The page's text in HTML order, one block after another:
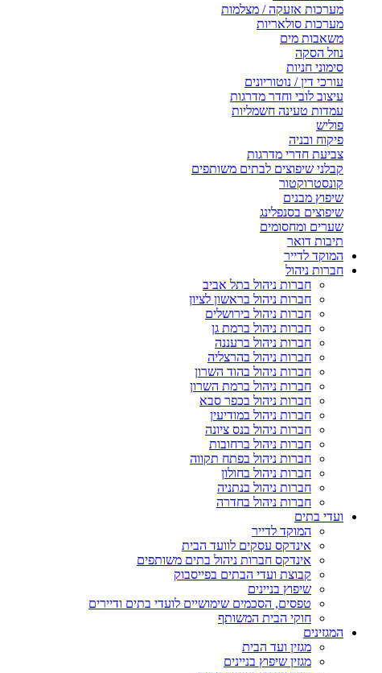
מערכות אזעקה / מצלמות
מערכות סולאריות
משאבות מים
נוזל הסקה
סימוני חניות
עורכי דין / נוטוריונים
עיצוב לובי וחדר מדרגות
עמדות טעינה חשמליות
פוליש
פיקוח ובניה
צביעת חדרי מדרגות
קבלני שיפוצים לבתים משותפים
קונסטרוקטור
שיפוץ מבנים
שיפוצים בסנפלינג
שערים ומחסומים
תיבות דואר
המוקד לדייר
חברות ניהול
חברות ניהול בתל אביב
חברות ניהול בראשון לציון
חברות ניהול בירושלים
חברות ניהול ברמת גן
חברות ניהול ברעננה
חברות ניהול בהרצליה
חברות ניהול בהוד השרון
חברות ניהול ברמת השרון
חברות ניהול בכפר סבא
חברות ניהול במודיעין
חברות ניהול בנס ציונה
חברות ניהול ברחובות
חברות ניהול בפתח תקווה
חברות ניהול בחולון
חברות ניהול בנתניה
חברות ניהול בחדרה
ועדי בתים
המוקד לדייר
אינדקס עסקים לוועד הבית
אינדקס חברות ניהול בתים משותפים
קבוצת ועדי הבתים בפייסבוק
שיפוץ בניינים
טפסים, הסכמים שימושיים לועדי בתים ודיירים
חוקי הבית המשותף
המגזינים
מגזין ועד הבית
מגזין שיפוץ בניינים